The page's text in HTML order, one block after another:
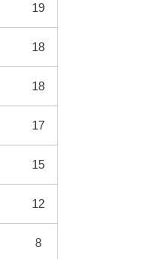
19
18
18
17
15
12
8